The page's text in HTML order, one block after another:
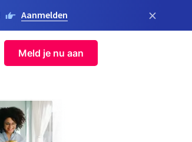
Aanmelden ×
Meld je nu aan